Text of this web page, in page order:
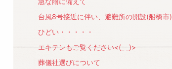
台風8号接近に伴い、避難所の開設(船橋市)
ひどい・・・・・
エキテンもご覧ください<(_ _)>
葬儀社選びについて